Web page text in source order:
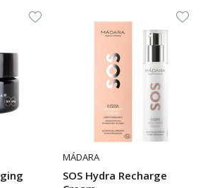
MÁDARA
SOS Hydra Recharge